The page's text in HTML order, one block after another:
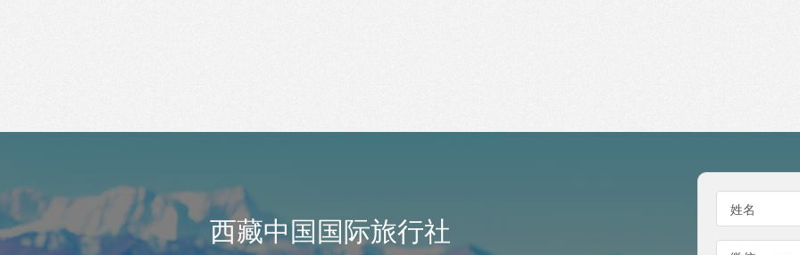
西藏中国国际旅行社
姓名